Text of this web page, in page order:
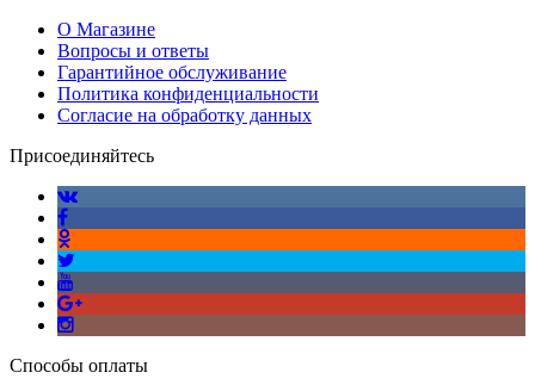
О Магазине
Вопросы и ответы
Гарантийное обслуживание
Политика конфиденциальности
Согласие на обработку данных
Присоединяйтесь
Способы оплаты